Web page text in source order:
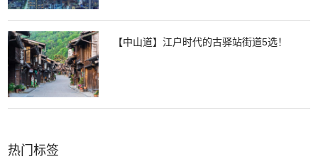
【中山道】江户时代的古驿站街道5选！
热门标签